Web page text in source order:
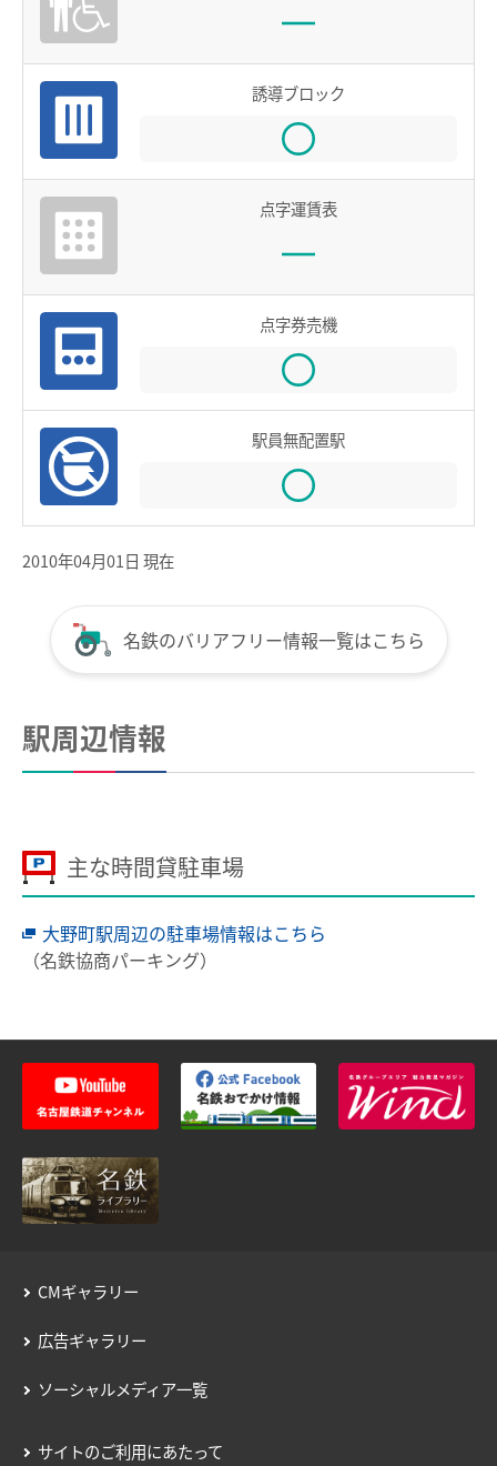
鉄道の運賃計算
きっぷを購入する
バスでの使い方
バスの運賃計算
おトクな乗継割引
manacaマイレージポイント
manacaの安心機能
全国相互利用サービス
ご利用の注意点
ポイントサービス
こんなとき、どうするの？
不要になったとき
利用履歴を確認したいとき
manacaのQ＆A
約款／manacaご利用ガイド
個人情報保護について
誘導ブロック
点字運賃表
点字券売機
駅員無配置駅
2010年04月01日 現在
名鉄のバリアフリー情報一覧はこちら
駅周辺情報
主な時間貸駐車場
大野町駅周辺の駐車場情報はこちら
（名鉄協商パーキング）
CMギャラリー
広告ギャラリー
ソーシャルメディア一覧
サイトのご利用にあたって